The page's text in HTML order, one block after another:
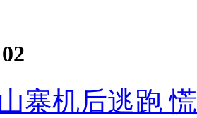
寨机后逃跑